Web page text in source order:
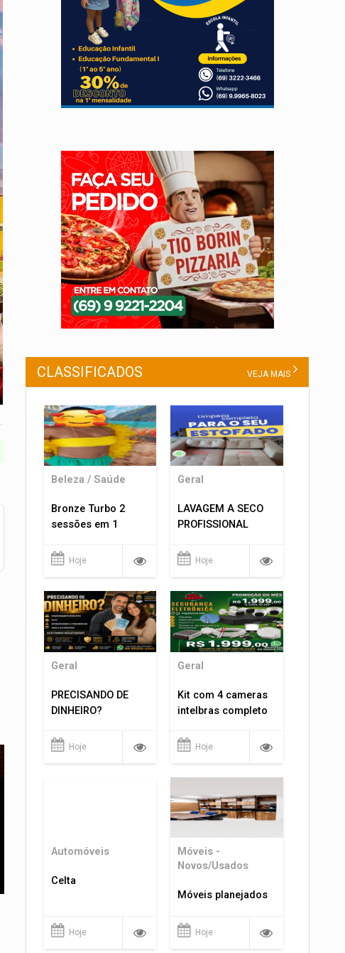
CLASSIFICADOS VEJA MAIS
Beleza / Saúde
Bronze Turbo 2
sessões em 1
Hoje
Geral
LAVAGEM A SECO
PROFISSIONAL
Hoje
Geral
PRECISANDO DE
DINHEIRO?
Hoje
Geral
Kit com 4 cameras
intelbras completo
Hoje
Automóveis
Celta
Hoje
Móveis -
Novos/Usados
Móveis planejados
Hoje